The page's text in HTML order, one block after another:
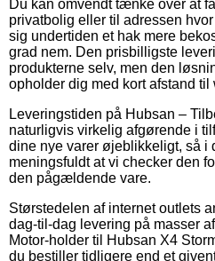
Du kan omvendt tænke over at
privatbolig eller til adressen
sig undertiden et hak mere
grad nem. Den prisbilligste
produkterne selv, men den
opholder dig med kort afstand
Leveringstiden på Hubsan –
naturligvis virkelig afgørende i
dine nye varer øjeblikkeligt, så i
meningsfuldt at vi checker den
den pågældende vare.
Størstedelen af internet outlets
dag-til-dag levering på masser
Motor-holder til Hubsan X4
du bestiller tidligere end et